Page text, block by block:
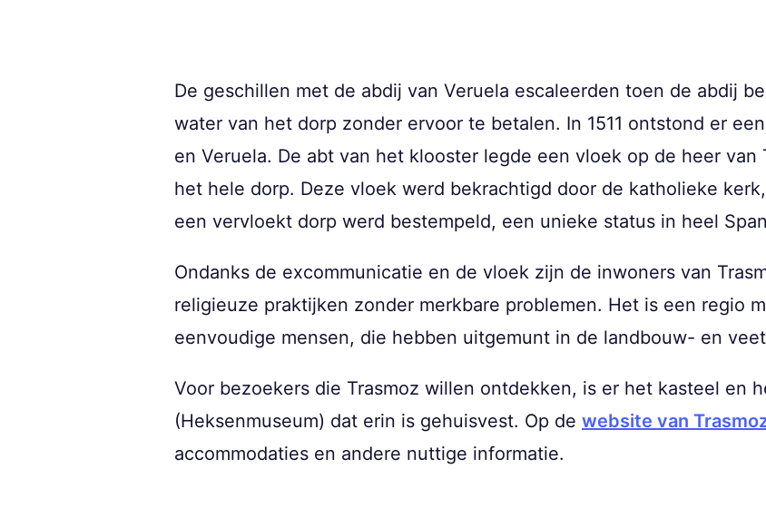
De geschillen met de abdij van Veruela escaleerden toen de abdij
water van het dorp zonder ervoor te betalen. In 1511 ontstond er
en Veruela. De abt van het klooster legde een vloek op de heer van
het hele dorp. Deze vloek werd bekrachtigd door de katholieke
een vervloekt dorp werd bestempeld, een unieke status in heel
Ondanks de excommunicatie en de vloek zijn de inwoners van
religieuze praktijken zonder merkbare problemen. Het is een regio
eenvoudige mensen, die hebben uitgemunt in de landbouw- en
Voor bezoekers die Trasmoz willen ontdekken, is er het kasteel en
(Heksenmuseum) dat erin is gehuisvest. Op de website van
accommodaties en andere nuttige informatie.